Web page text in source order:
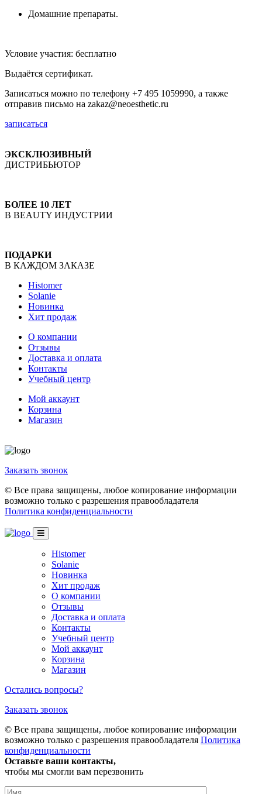
Домашние препараты.
Условие участия: бесплатно
Выдаётся сертификат.
Записаться можно по телефону +7 495 1059990, а также
отправив письмо на zakaz@neoesthetic.ru
записаться
ЭКСКЛЮЗИВНЫЙ
ДИСТРИБЬЮТОР
БОЛЕЕ 10 ЛЕТ
В BEAUTY ИНДУСТРИИ
ПОДАРКИ
В КАЖДОМ ЗАКАЗЕ
Histomer
Solanie
Новинка
Хит продаж
О компании
Отзывы
Доставка и оплата
Контакты
Учебный центр
Мой аккаунт
Корзина
Магазин
Заказать звонок
© Все права защищены, любое копирование информации
возможно только с разрешения правообладателя
Политика конфиденциальности
Histomer
Solanie
Новинка
Хит продаж
О компании
Отзывы
Доставка и оплата
Контакты
Учебный центр
Мой аккаунт
Корзина
Магазин
Остались вопросы?
Заказать звонок
© Все права защищены, любое копирование информации
возможно только с разрешения правообладателя Политика
конфиденциальности
Оставьте ваши контакты,
чтобы мы смогли вам перезвонить